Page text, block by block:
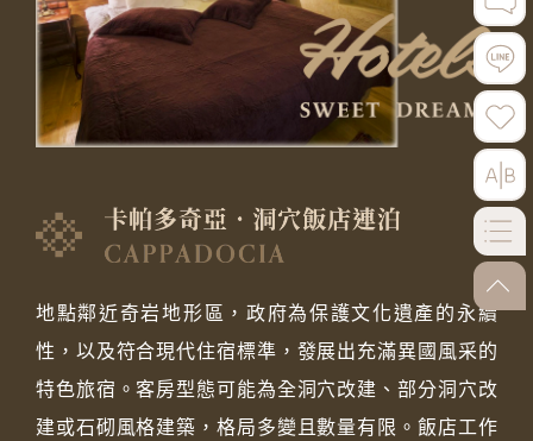
地點鄰近奇岩地形區，政府為保護文化遺產的永續
性，以及符合現代住宿標準，發展出充滿異國風采的
特色旅宿。客房型態可能為全洞穴改建、部分洞穴改
建或石砌風格建築，格局多變且數量有限。飯店工作
go-